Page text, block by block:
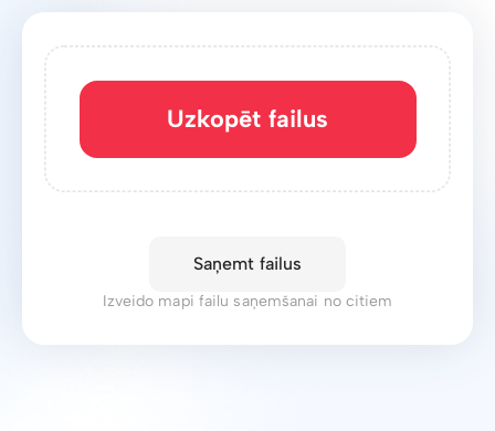
Uzkopēt failus
Saņemt failus
Izveido mapi failu saņemšanai no citiem